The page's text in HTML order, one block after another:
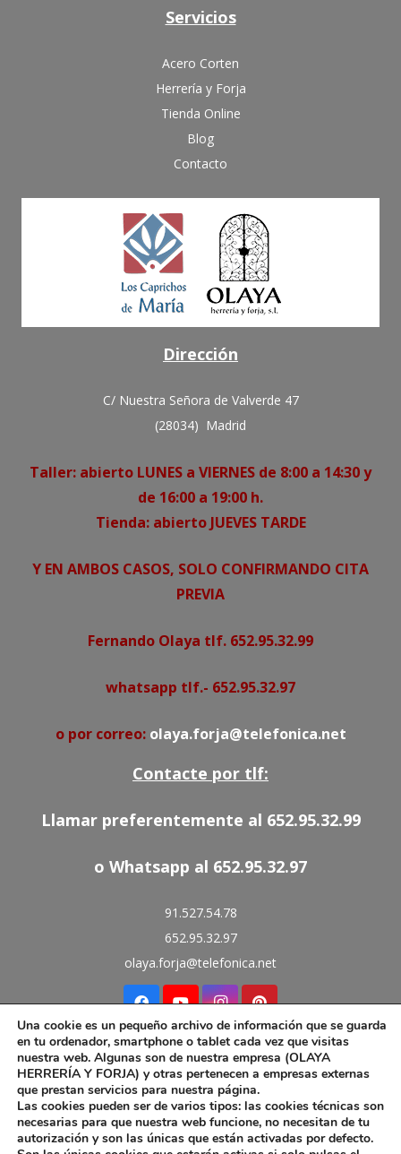
Servicios
Acero Corten
Herrería y Forja
Tienda Online
Blog
Contacto
Dirección
C/ Nuestra Señora de Valverde 47
(28034) Madrid
Taller: abierto LUNES a VIERNES de 8:00 a 14:30 y
de 16:00 a 19:00 h.
Tienda: abierto JUEVES TARDE
Y EN AMBOS CASOS, SOLO CONFIRMANDO CITA
PREVIA
Fernando Olaya tlf. 652.95.32.99
whatsapp tlf.- 652.95.32.97
o por correo: olaya.forja@telefonica.net
Contacte por tlf:
Llamar preferentemente al 652.95.32.99
o Whatsapp al 652.95.32.97
91.527.54.78
652.95.32.97
olaya.forja@telefonica.net
Aviso Legal
Política de Cookies
Una cookie es un pequeño archivo de información que se guarda
en tu ordenador, smartphone o tablet cada vez que visitas
nuestra web. Algunas son de nuestra empresa (OLAYA
HERRERÍA Y FORJA) y otras pertenecen a empresas externas
que prestan servicios para nuestra página.
Las cookies pueden ser de varios tipos: las cookies técnicas son
necesarias para que nuestra web funcione, no necesitan de tu
autorización y son las únicas que están activadas por defecto.